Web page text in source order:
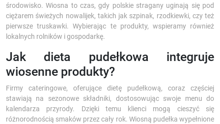
środowisko. Wiosna to czas, gdy polskie stragany uginają się pod
ciężarem świeżych nowalijek, takich jak szpinak, rzodkiewki, czy też
pierwsze truskawki. Wybierając te produkty, wspieramy również
lokalnych rolników i gospodarkę.
Jak dieta pudełkowa integruje
wiosenne produkty?
Firmy cateringowe, oferujące dietę pudełkową, coraz częściej
stawiają na sezonowe składniki, dostosowując swoje menu do
kalendarza przyrody. Dzięki temu klienci mogą cieszyć się
różnorodnością smaków przez cały rok. Wiosną pudełka wypełnione